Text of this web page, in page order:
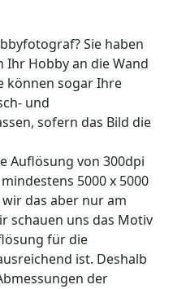
Sie haben
Ihr Hobby an die Wand
können sogar Ihre
und
sofern das Bild die
Auflösung von 300dpi
5000 x 5000
das aber nur am
schauen uns das Motiv
für die
ist. Deshalb
der